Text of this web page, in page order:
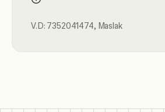
V.D: 7352041474, Maslak